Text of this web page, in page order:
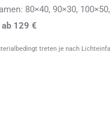
80×40, 90×30,
129 €
treten je nach